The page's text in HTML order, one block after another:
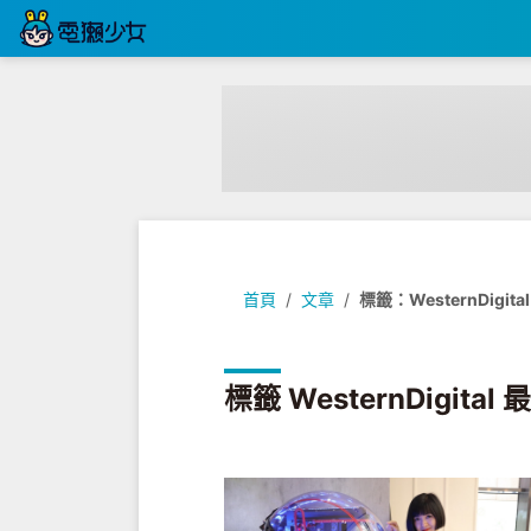
首頁 文章 標籤：WesternDigital
標籤 WesternDigital